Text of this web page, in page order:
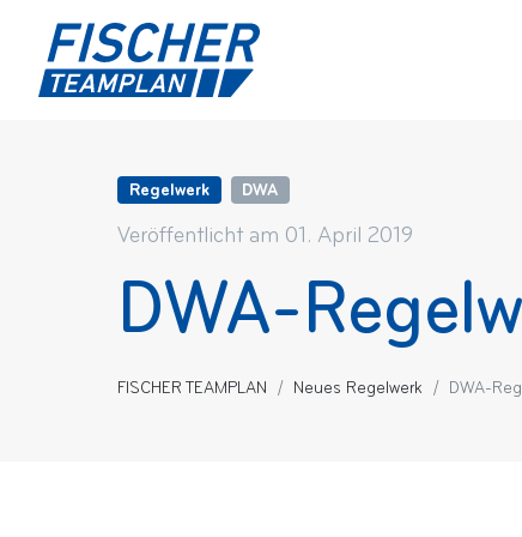
Regelwerk DWA
Veröffentlicht am 01. April 2019
DWA-
FISCHER TEAMPLAN Neues Regelwerk DWA-